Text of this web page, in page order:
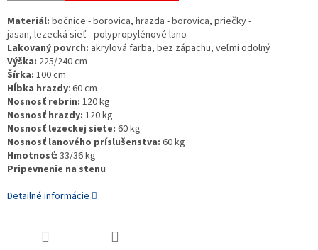
Materiál: bočnice - borovica, hrazda - borovica, priečky -
jasan, lezecká sieť - polypropylénové lano
Lakovaný povrch: akrylová farba, bez zápachu, veľmi odolný
Výška: 225/240 cm
Šírka: 100 cm
Hĺbka hrazdy: 60 cm
Nosnosť rebrin: 120 kg
Nosnosť hrazdy: 120 kg
Nosnosť lezeckej siete: 60 kg
Nosnosť lanového príslušenstva: 60 kg
Hmotnosť: 33/36 kg
Pripevnenie na stenu
Detailné informácie